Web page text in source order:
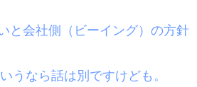
と会社側（ビーイング）の方針
うなら話は別ですけども。